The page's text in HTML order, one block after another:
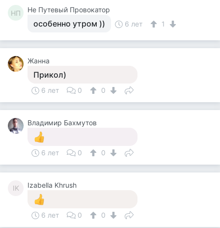
НП Не Путевый Провокатор
особенно утром )) 6 лет 1
Жанна
Прикол)
6 лет 0 0
Владимир Бахмутов
6 лет 0 0
IK Izabella Khrush
6 лет 0 0